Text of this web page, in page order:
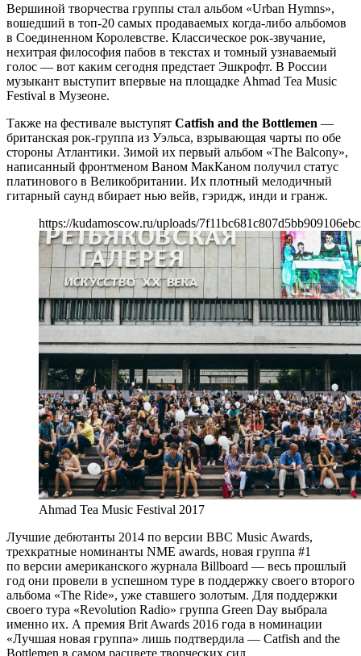
Вершиной творчества группы стал альбом «Urban Hymns»,
вошедший в топ-20 самых продаваемых когда-либо альбомов
в Соединенном Королевстве. Классическое рок-звучание,
нехитрая философия пабов в текстах и томный узнаваемый
голос — вот каким сегодня предстает Эшкрофт. В России
музыкант выступит впервые на площадке Ahmad Tea Music
Festival в Музеоне.
Также на фестивале выступят Catfish and the Bottlemen —
британская рок-группа из Уэльса, взрывающая чарты по обе
стороны Атлантики. Зимой их первый альбом «The Balcony»,
написанный фронтменом Ваном МакКаном получил статус
платинового в Великобритании. Их плотный мелодичный
гитарный саунд вбирает нью вейв, гэридж, инди и гранж.
https://kudamoscow.ru/uploads/
Ahmad Tea Music Festival 2017
Лучшие дебютанты 2014 по версии BBC Music Awards,
трехкратные номинанты NME awards, новая группа #1
по версии американского журнала Billboard — весь прошлый
год они провели в успешном туре в поддержку своего второго
альбома «The Ride», уже ставшего золотым. Для поддержки
своего тура «Revolution Radio» группа Green Day выбрала
именно их. А премия Brit Awards 2016 года в номинации
«Лучшая новая группа» лишь подтвердила — Catfish and the
Bottlemen в самом расцвете творческих сил.